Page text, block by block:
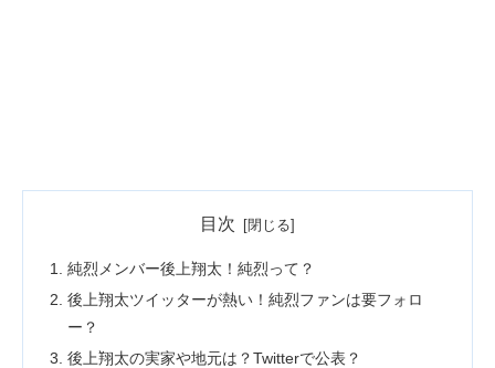
目次
純烈メンバー後上翔太！純烈って？
後上翔太ツイッターが熱い！純烈ファンは要フォロ
ー？
後上翔太の実家や地元は？Twitterで公表？